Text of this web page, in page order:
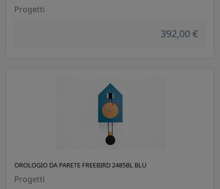
Progetti
392,00 €
OROLOGIO DA PARETE FREEBIRD 2485BL BLU
Progetti